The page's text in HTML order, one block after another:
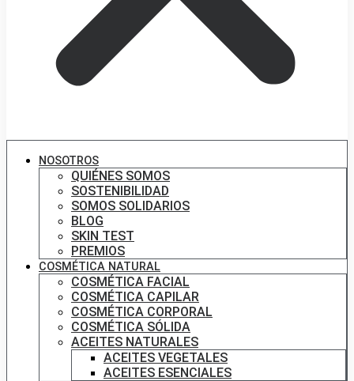
NOSOTROS
QUIÉNES SOMOS
SOSTENIBILIDAD
SOMOS SOLIDARIOS
BLOG
SKIN TEST
PREMIOS
COSMÉTICA NATURAL
COSMÉTICA FACIAL
COSMÉTICA CAPILAR
COSMÉTICA CORPORAL
COSMÉTICA SÓLIDA
ACEITES NATURALES
ACEITES VEGETALES
ACEITES ESENCIALES